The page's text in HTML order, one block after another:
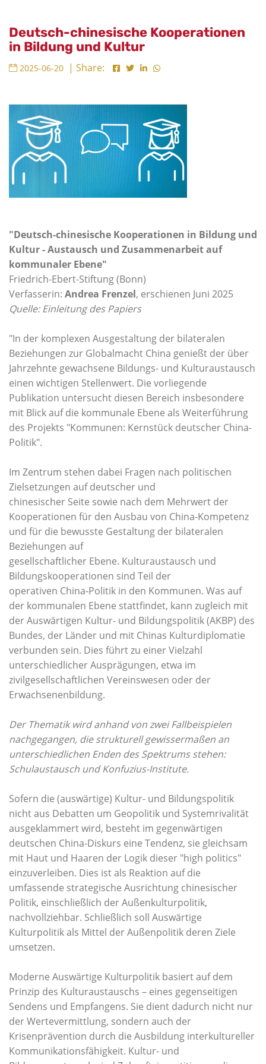
Deutsch-chinesische Kooperationen
in Bildung und Kultur
2025-06-20 | Share:
"Deutsch-chinesische Kooperationen in Bildung und
Kultur - Austausch und Zusammenarbeit auf
kommunaler Ebene"
Friedrich-Ebert-Stiftung (Bonn)
Verfasserin: Andrea Frenzel, erschienen Juni 2025
Quelle: Einleitung des Papiers
"In der komplexen Ausgestaltung der bilateralen
Beziehungen zur Globalmacht China genießt der über
Jahrzehnte gewachsene Bildungs- und Kulturaustausch
einen wichtigen Stellenwert. Die vorliegende
Publikation untersucht diesen Bereich insbesondere
mit Blick auf die kommunale Ebene als Weiterführung
des Projekts "Kommunen: Kernstück deutscher China-
Politik".
Im Zentrum stehen dabei Fragen nach politischen
Zielsetzungen auf deutscher und
chinesischer Seite sowie nach dem Mehrwert der
Kooperationen für den Ausbau von China-Kompetenz
und für die bewusste Gestaltung der bilateralen
Beziehungen auf
gesellschaftlicher Ebene. Kulturaustausch und
Bildungskooperationen sind Teil der
operativen China-Politik in den Kommunen. Was auf
der kommunalen Ebene stattfindet, kann zugleich mit
der Auswärtigen Kultur- und Bildungspolitik (AKBP) des
Bundes, der Länder und mit Chinas Kulturdiplomatie
verbunden sein. Dies führt zu einer Vielzahl
unterschiedlicher Ausprägungen, etwa im
zivilgesellschaftlichen Vereinswesen oder der
Erwachsenenbildung.
Der Thematik wird anhand von zwei Fallbeispielen
nachgegangen, die strukturell gewissermaßen an
unterschiedlichen Enden des Spektrums stehen:
Schulaustausch und Konfuzius-Institute.
Sofern die (auswärtige) Kultur- und Bildungspolitik
nicht aus Debatten um Geopolitik und Systemrivalität
ausgeklammert wird, besteht im gegenwärtigen
deutschen China-Diskurs eine Tendenz, sie gleichsam
mit Haut und Haaren der Logik dieser "high politics"
einzuverleiben. Dies ist als Reaktion auf die
umfassende strategische Ausrichtung chinesischer
Politik, einschließlich der Außenkulturpolitik,
nachvollziehbar. Schließlich soll Auswärtige
Kulturpolitik als Mittel der Außenpolitik deren Ziele
umsetzen.
Moderne Auswärtige Kulturpolitik basiert auf dem
Prinzip des Kulturaustauschs – eines gegenseitigen
Sendens und Empfangens. Sie dient dadurch nicht nur
der Wertevermittlung, sondern auch der
Krisenprävention durch die Ausbildung interkultureller
Kommunikationsfähigkeit. Kultur- und